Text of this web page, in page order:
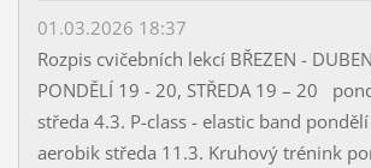
01.03.2026 18:37
Rozpis cvičebních lekcí BŘEZEN -
PONDĚLÍ 19 - 20, STŘEDA 19 – 20
středa 4.3. P-class - elastic band
aerobik středa 11.3. Kruhový trénink